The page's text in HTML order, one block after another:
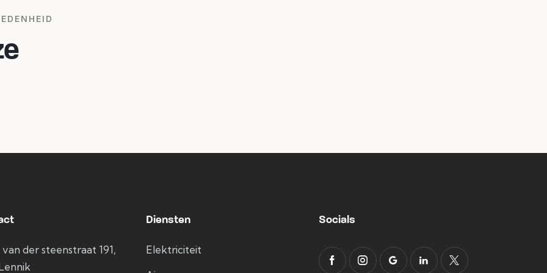
van der steenstraat 191,
Diensten
Elektriciteit
Socials